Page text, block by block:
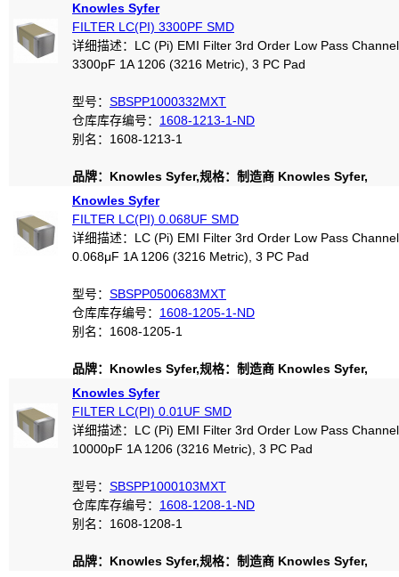
Knowles Syfer
FILTER LC(PI) 3300PF SMD
详细描述：LC (Pi) EMI Filter 3rd Order Low Pass
3300pF 1A 1206 (3216 Metric), 3 PC Pad
型号： SBSPP1000332MXT
仓库库存编号： 1608-1213-1-ND
别名：1608-1213-1
品牌：Knowles Syfer,规格：制造商 Knowles Syfer,
Knowles Syfer
FILTER LC(PI) 0.068UF SMD
详细描述：LC (Pi) EMI Filter 3rd Order Low Pass
0.068μF 1A 1206 (3216 Metric), 3 PC Pad
型号： SBSPP0500683MXT
仓库库存编号： 1608-1205-1-ND
别名：1608-1205-1
品牌：Knowles Syfer,规格：制造商 Knowles Syfer,
Knowles Syfer
FILTER LC(PI) 0.01UF SMD
详细描述：LC (Pi) EMI Filter 3rd Order Low Pass
10000pF 1A 1206 (3216 Metric), 3 PC Pad
型号： SBSPP1000103MXT
仓库库存编号： 1608-1208-1-ND
别名：1608-1208-1
品牌：Knowles Syfer,规格：制造商 Knowles Syfer,